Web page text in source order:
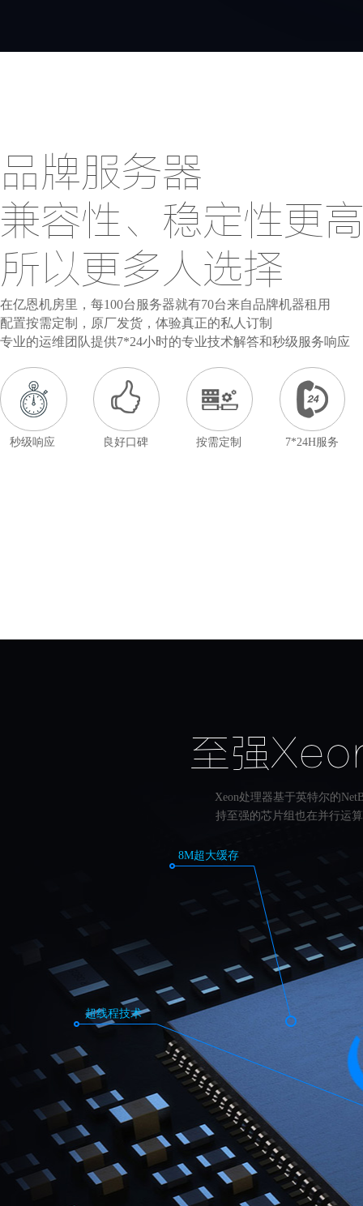
品牌服务器
兼容性、稳定性更
所以更多人选择
在亿恩机房里，每100台服务器就有70台来自品牌机器租用
配置按需定制，原厂发货，体验真正的私人订制
专业的运维团队提供7*24小时的专业技术解答和秒级服务响应
秒级响应 良好口碑 按需定制 7*24H服务
至强
Xeon处理器基于英特尔的
持至强的芯片组也在并行运
8M超大缓存
超线程技术